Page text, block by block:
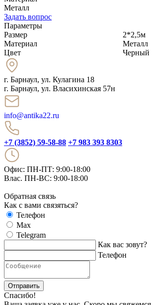
Металл
Задать вопрос
Параметры
Размер
2*2,5м
Материал
Металл
Цвет
Черный
г. Барнаул, ул. Кулагина 18
г. Барнаул, ул. Власихинская 57н
info@antika22.ru
+7 (3852) 59-58-88 +7 983 393 8303
Офис: ПН-ПТ: 9:00-18:00
Влас. ПН-ВС: 9:00-18:00
Обратная связь
Как с вами связяться?
Телефон
Max
Telegram
Как вас зовут?
Телефон
Отправить
Спасибо!